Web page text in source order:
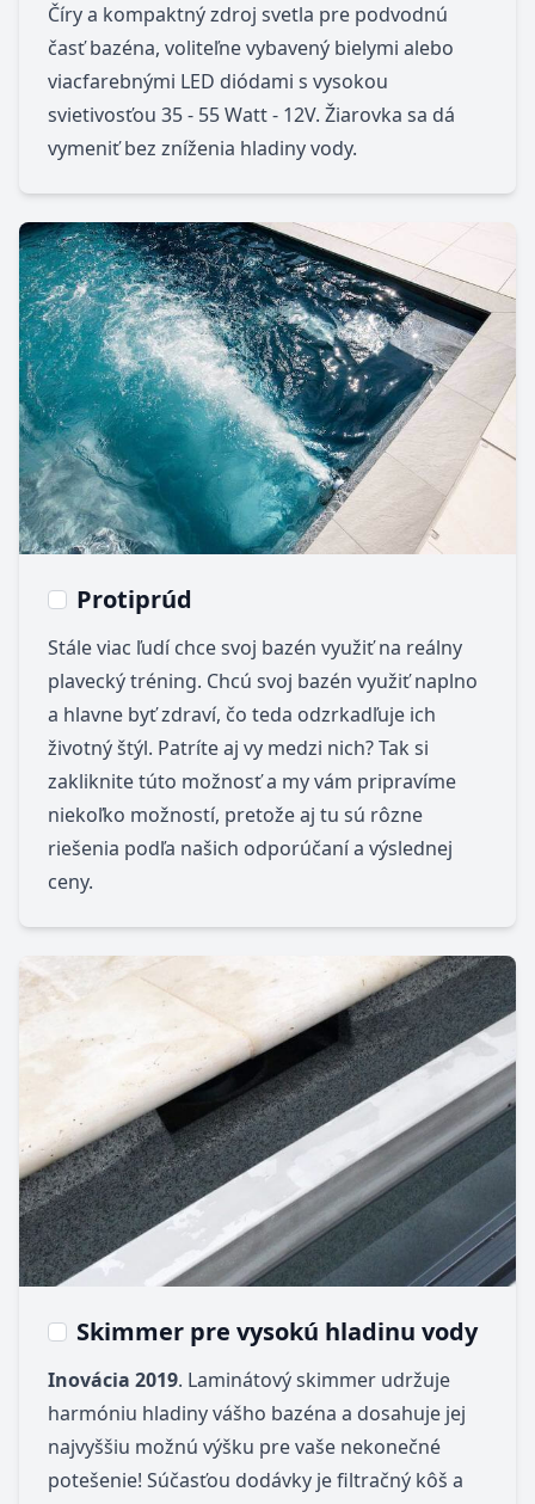
Číry a kompaktný zdroj svetla pre podvodnú
časť bazéna, voliteľne vybavený bielymi alebo
viacfarebnými LED diódami s vysokou
svietivosťou 35 - 55 Watt - 12V. Žiarovka sa dá
vymeniť bez zníženia hladiny vody.
Protiprúd
Stále viac ľudí chce svoj bazén využiť na reálny
plavecký tréning. Chcú svoj bazén využiť naplno
a hlavne byť zdraví, čo teda odzrkadľuje ich
životný štýl. Patríte aj vy medzi nich? Tak si
zakliknite túto možnosť a my vám pripravíme
niekoľko možností, pretože aj tu sú rôzne
riešenia podľa našich odporúčaní a výslednej
ceny.
Skimmer pre vysokú hladinu vody
Inovácia 2019. Laminátový skimmer udržuje
harmóniu hladiny vášho bazéna a dosahuje jej
najvyššiu možnú výšku pre vaše nekonečné
potešenie! Súčasťou dodávky je filtračný kôš a